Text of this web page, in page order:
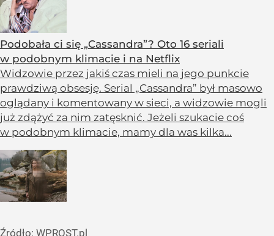
Podobała ci się „Cassandra”? Oto 16 seriali
w podobnym klimacie i na Netflix
Widzowie przez jakiś czas mieli na jego punkcie
prawdziwą obsesję. Serial „Cassandra” był masowo
oglądany i komentowany w sieci, a widzowie mogli
już zdążyć za nim zatęsknić. Jeżeli szukacie coś
w podobnym klimacie, mamy dla was kilka...
Źródło: WPROST.pl